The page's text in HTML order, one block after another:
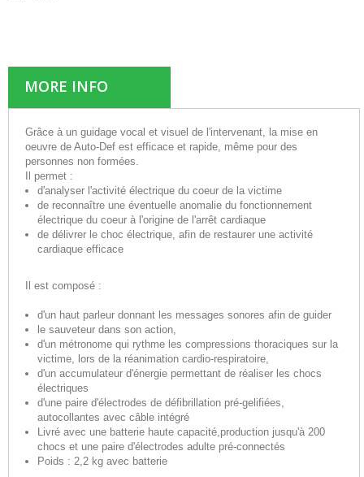
MORE INFO
Grâce à un guidage vocal et visuel de l'intervenant, la mise en
oeuvre de Auto-Def est efficace et rapide, même pour des
personnes non formées.
Il permet :
d'analyser l'activité électrique du coeur de la victime
de reconnaître une éventuelle anomalie du fonctionnement
électrique du coeur à l'origine de l'arrêt cardiaque
de délivrer le choc électrique, afin de restaurer une activité
cardiaque efficace
Il est composé :
d'un haut parleur donnant les messages sonores afin de guider
le sauveteur dans son action,
d'un métronome qui rythme les compressions thoraciques sur la
victime, lors de la réanimation cardio-respiratoire,
d'un accumulateur d'énergie permettant de réaliser les chocs
électriques
d'une paire d'électrodes de défibrillation pré-gelifiées,
autocollantes avec câble intégré
Livré avec une batterie haute capacité,production jusqu'à 200
chocs et une paire d'électrodes adulte pré-connectés
Poids : 2,2 kg avec batterie